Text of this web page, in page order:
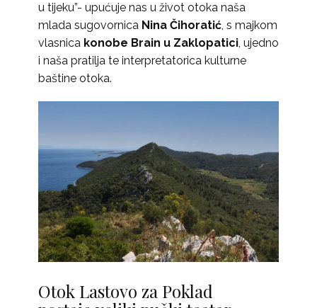
u tijeku”- upućuje nas u život otoka naša
mlada sugovornica Nina Čihoratić, s majkom
vlasnica konobe Brain u Zaklopatici, ujedno
i naša pratilja te interpretatorica kulturne
baštine otoka.
Otok Lastovo za Poklad